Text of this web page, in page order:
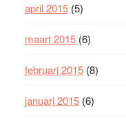
april 2015(5)
maart 2015(6)
februari 2015(8)
januari 2015(6)